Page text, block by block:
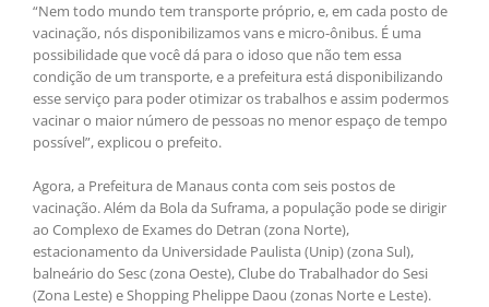
“Nem todo mundo tem transporte próprio, e, em cada posto de
vacinação, nós disponibilizamos vans e micro-ônibus. É uma
possibilidade que você dá para o idoso que não tem essa
condição de um transporte, e a prefeitura está disponibilizando
esse serviço para poder otimizar os trabalhos e assim podermos
vacinar o maior número de pessoas no menor espaço de tempo
possível”, explicou o prefeito.
Agora, a Prefeitura de Manaus conta com seis postos de
vacinação. Além da Bola da Suframa, a população pode se dirigir
ao Complexo de Exames do Detran (zona Norte),
estacionamento da Universidade Paulista (Unip) (zona Sul),
balneário do Sesc (zona Oeste), Clube do Trabalhador do Sesi
(Zona Leste) e Shopping Phelippe Daou (zonas Norte e Leste).